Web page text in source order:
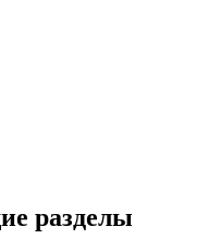
разделы